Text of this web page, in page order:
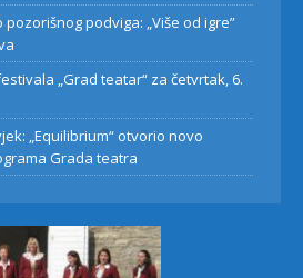
podviga: „Više od igre”
„Grad teatar“ za četvrtak, 6.
„Equilibrium“ otvorio novo
Grada teatra